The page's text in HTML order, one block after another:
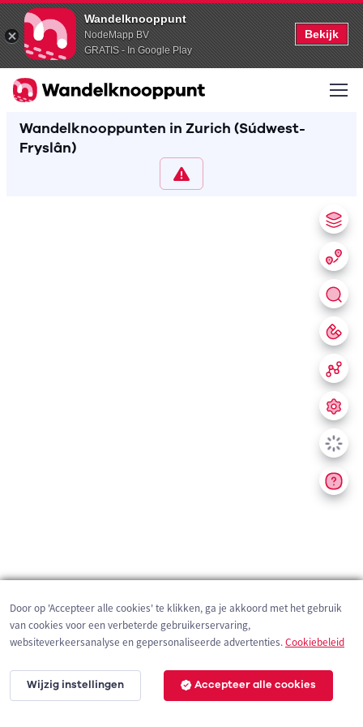
Wandelknooppunt
NodeMapp BV
GRATIS - In Google Play
Bekijk
Wandelknooppunten in Zurich (Súdwest-
Fryslân)
200 m
Door op 'Accepteer alle cookies' te klikken, ga je akkoord met het gebruik
van cookies voor een verbeterde gebruikerservaring,
websiteverkeersanalyse en gepersonaliseerde advertenties.Cookiebeleid
Wijzig instellingen Accepteer alle cookies